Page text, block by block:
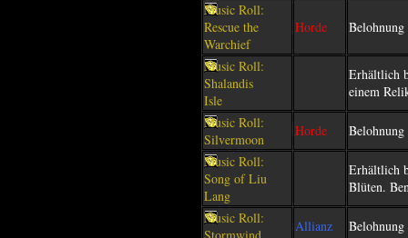
Music Roll:
Rescue the
Warchief
Horde
Music Roll:
Shalandis
Isle
Erhältlich
einem
Music Roll:
Silvermoon
Horde
Music Roll:
Song of Liu
Lang
Erhältlich
Blüten.
Music Roll:
Allianz